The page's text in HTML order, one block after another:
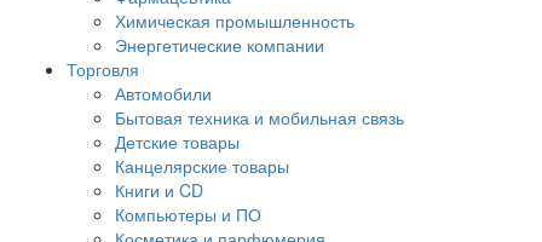
Химическая промышленность
Энергетические компании
Торговля
Автомобили
Бытовая техника и мобильная связь
Детские товары
Канцелярские товары
Книги и CD
Компьютеры и ПО